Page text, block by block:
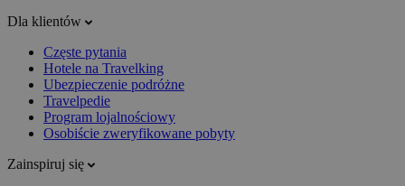
Dla klientów
Częste pytania
Hotele na Travelking
Ubezpieczenie podróżne
Travelpedie
Program lojalnościowy
Osobiście zweryfikowane pobyty
Zainspiruj się